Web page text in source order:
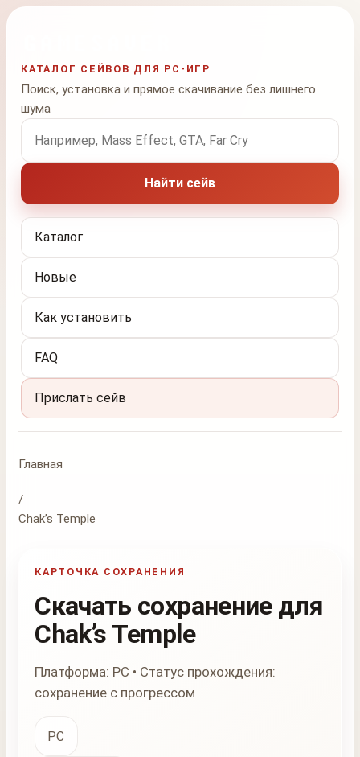
КАТАЛОГ СЕЙВОВ ДЛЯ PC-ИГР
Поиск, установка и прямое скачивание без лишнего
шума
Поиск по названию игры
Найти сейв
Каталог
Новые
Как установить
FAQ
Прислать сейв
Главная
/
Chak’s Temple
КАРТОЧКА СОХРАНЕНИЯ
Скачать сохранение для
Chak’s Temple
Платформа: PC • Статус прохождения:
сохранение с прогрессом
PC